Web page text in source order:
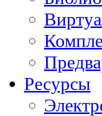
Ресурсы